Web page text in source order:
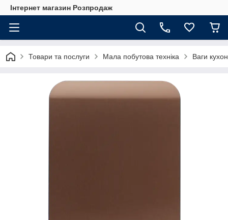
Інтернет магазин Розпродаж
Товари та послуги Мала побутова техніка Ваги